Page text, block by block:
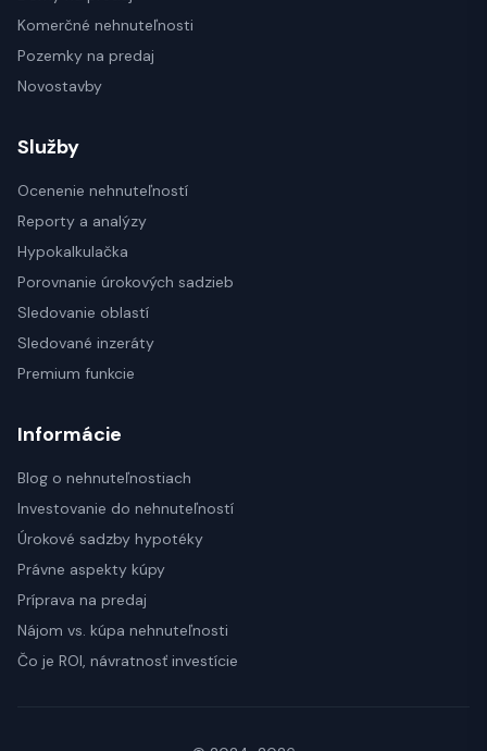
Komerčné nehnuteľnosti
Pozemky na predaj
Novostavby
Služby
Ocenenie nehnuteľností
Reporty a analýzy
Hypokalkulačka
Porovnanie úrokových sadzieb
Sledovanie oblastí
Sledované inzeráty
Premium funkcie
Informácie
Blog o nehnuteľnostiach
Investovanie do nehnuteľností
Úrokové sadzby hypotéky
Právne aspekty kúpy
Príprava na predaj
Nájom vs. kúpa nehnuteľnosti
Čo je ROI, návratnosť investície